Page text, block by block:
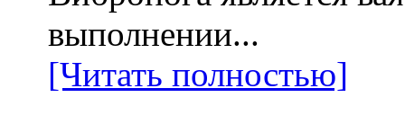
выполнении...
[Читать полностью]